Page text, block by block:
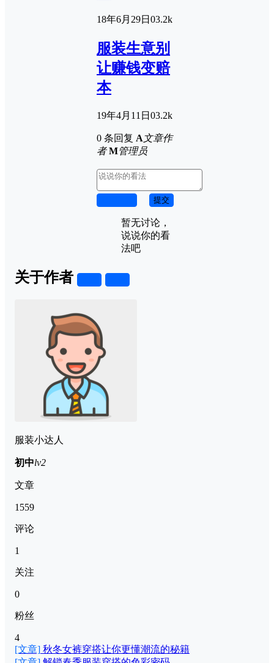
18年6月29日 03.2k
服装生意别
让赚钱变赔
本
19年4月11日 03.2k
0 条回复 A文章作
者 M管理员
提交
暂无讨论，
说说你的看
法吧
关于作者
服装小达人
初中lv2
文章
1559
评论
1
关注
0
粉丝
4
[文章] 秋冬女裤穿搭让你更懂潮流的秘籍